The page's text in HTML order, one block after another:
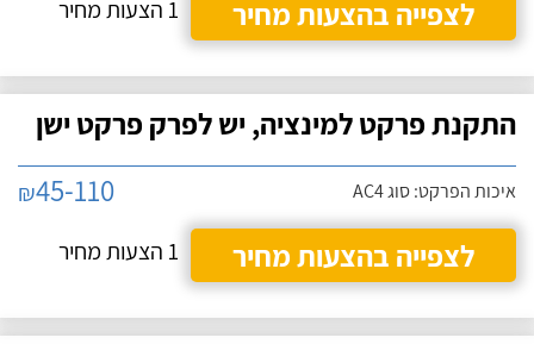
לצפייה בהצעות מחיר 1 הצעות מחיר
התקנת פרקט למינציה, יש לפרק פרקט ישן
איכות הפרקט: סוג AC4 ₪45-110
לצפייה בהצעות מחיר
1 הצעות מחיר